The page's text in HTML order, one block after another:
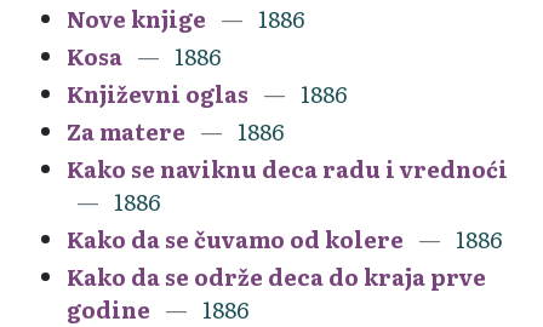
Nove knjige
1886
Kosa
1886
Književni oglas
1886
Za matere
1886
Kako se naviknu deca radu i vrednoći
1886
Kako da se čuvamo od kolere
1886
Kako da se održe deca do kraja prve
godine
1886